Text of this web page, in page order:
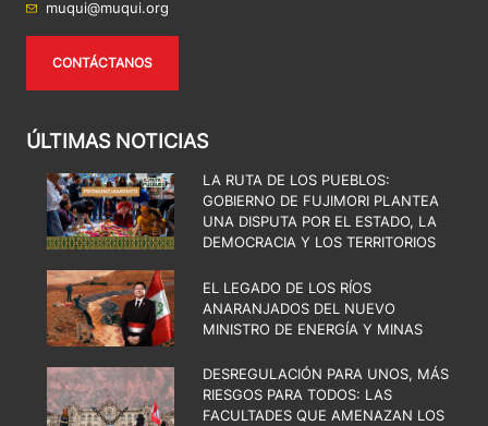
muqui@muqui.org
CONTÁCTANOS
ÚLTIMAS NOTICIAS
LA RUTA DE LOS PUEBLOS:
GOBIERNO DE FUJIMORI PLANTEA
UNA DISPUTA POR EL ESTADO, LA
DEMOCRACIA Y LOS TERRITORIOS
EL LEGADO DE LOS RÍOS
ANARANJADOS DEL NUEVO
MINISTRO DE ENERGÍA Y MINAS
DESREGULACIÓN PARA UNOS, MÁS
RIESGOS PARA TODOS: LAS
FACULTADES QUE AMENAZAN LOS